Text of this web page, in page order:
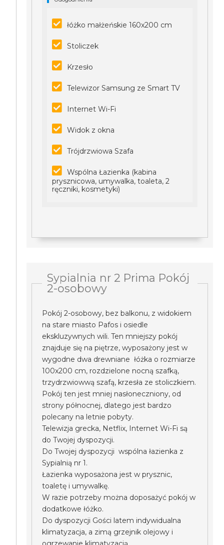
łóżko małżeńskie 160x200 cm
Stoliczek
Krzesło
Telewizor Samsung ze Smart TV
Internet Wi-Fi
Widok z okna
Trójdrzwiowa Szafa
Wspólna Łazienka (kabina
prysznicowa, umywalka, toaleta, 2
ręczniki, kosmetyki)
Sypialnia nr 2 Prima Pokój
2-osobowy
Pokój 2-osobowy, bez balkonu, z widokiem
na stare miasto Pafos i osiedle
ekskluzywnych wili. Ten mniejszy pokój
znajduje się na piętrze, wyposażony jest w
wygodne dwa drewniane łóżka o rozmiarze
100x200 cm, rozdzielone nocną szafką,
trzydrzwiowwą szafą, krzesła ze stoliczkiem.
Pokój ten jest mniej nasłoneczniony, od
strony północnej, dlatego jest bardzo
polecany na letnie pobyty.
Telewizja grecka, Netflix, Internet Wi-Fi są
do Twojej dyspozycji.
Do Twojej dyspozycji wspólna łazienka z
Sypialnią nr 1.
Łazienka wyposażona jest w prysznic,
toaletę i umywalkę.
W razie potrzeby można doposażyć pokój w
dodatkowe łóżko.
Do dyspozycji Gości latem indywidualna
klimatyzacja, a zimą grzejnik olejowy i